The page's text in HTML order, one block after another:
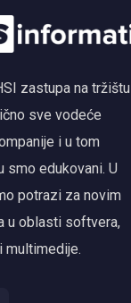
zastupa na tržištu
sve vodeće
i u tom
smo edukovani. U
potrazi za novim
u oblasti softvera,
multimedije.